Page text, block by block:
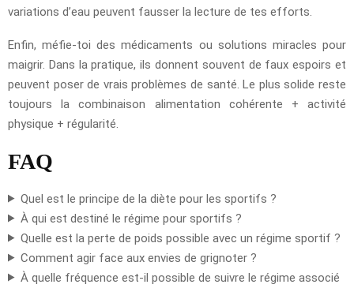
variations d’eau peuvent fausser la lecture de tes efforts.
Enfin, méfie-toi des médicaments ou solutions miracles pour
maigrir. Dans la pratique, ils donnent souvent de faux espoirs et
peuvent poser de vrais problèmes de santé. Le plus solide reste
toujours la combinaison alimentation cohérente + activité
physique + régularité.
FAQ
Quel est le principe de la diète pour les sportifs ?
À qui est destiné le régime pour sportifs ?
Quelle est la perte de poids possible avec un régime sportif ?
Comment agir face aux envies de grignoter ?
À quelle fréquence est-il possible de suivre le régime associé